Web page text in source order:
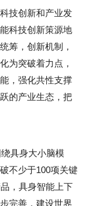
技创新和产业发
科技创新策源地
筹，创新机制，
为突破着力点，
，强化共性支撑
的产业生态，把
具身大小脑模
不少于100项关键
，具身智能上下
完善，建设世界